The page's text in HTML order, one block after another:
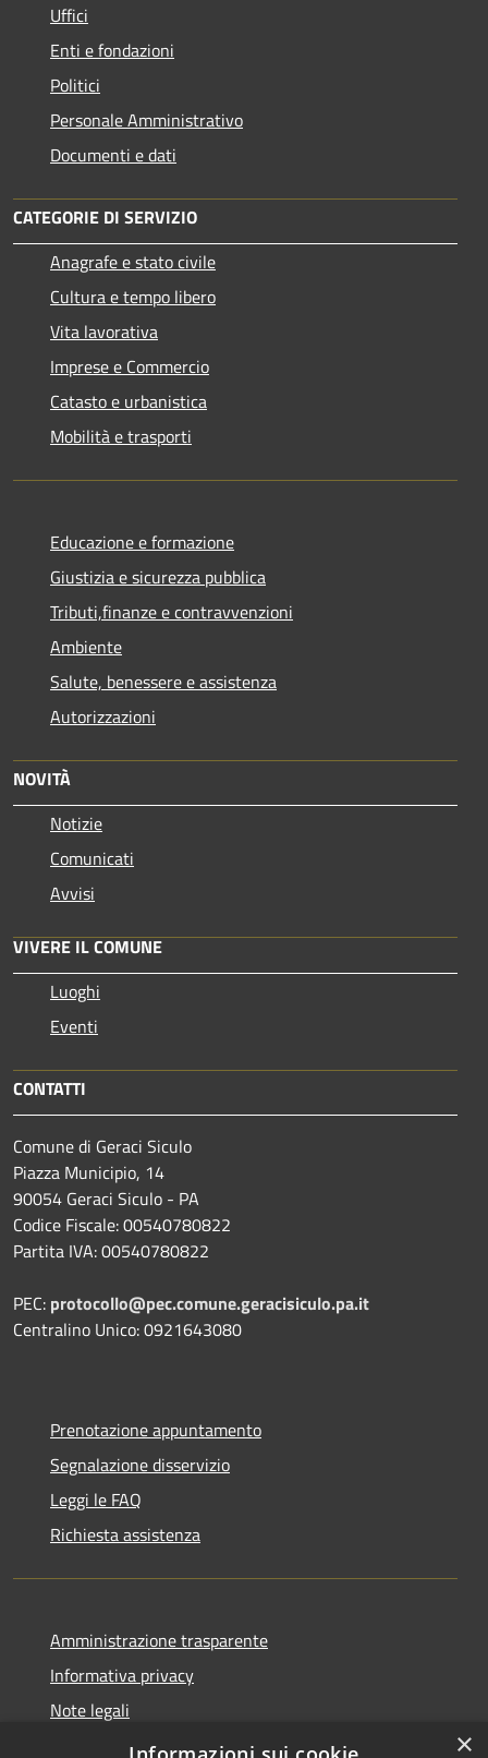
Uffici
Enti e fondazioni
Politici
Personale Amministrativo
Documenti e dati
CATEGORIE DI SERVIZIO
Anagrafe e stato civile
Cultura e tempo libero
Vita lavorativa
Imprese e Commercio
Catasto e urbanistica
Mobilità e trasporti
Educazione e formazione
Giustizia e sicurezza pubblica
Tributi,finanze e contravvenzioni
Ambiente
Salute, benessere e assistenza
Autorizzazioni
NOVITÀ
Notizie
Comunicati
Avvisi
VIVERE IL COMUNE
Luoghi
Eventi
CONTATTI
Comune di Geraci Siculo
Piazza Municipio, 14
90054 Geraci Siculo - PA
Codice Fiscale: 00540780822
Partita IVA: 00540780822
PEC: protocollo@pec.comune.geracisiculo.pa.it
Centralino Unico: 0921643080
Prenotazione appuntamento
Segnalazione disservizio
Leggi le FAQ
Richiesta assistenza
Amministrazione trasparente
Informativa privacy
Note legali
Dichiarazione di accessibilità
×